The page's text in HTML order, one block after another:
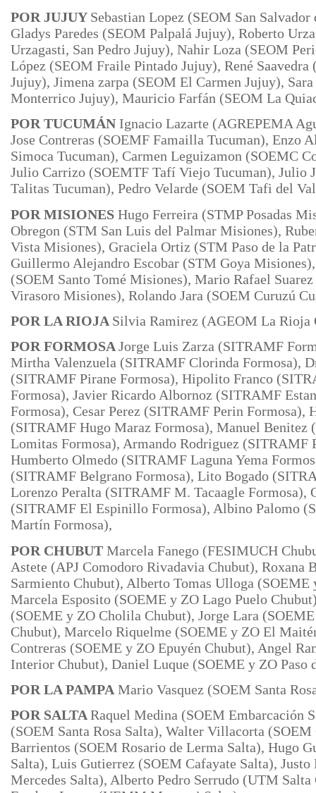
POR JUJUY Sebastian Lopez (SEOM San
Gladys Paredes (SEOM Palpalá Jujuy), Roberto
Urzagasti, San Pedro Jujuy), Nahir Loza (SEOM
López (SEOM Fraile Pintado Jujuy), René
Jujuy), Jimena zarpa (SEOM El Carmen Jujuy),
Monterrico Jujuy), Mauricio Farfán (SEOM La
POR TUCUMÁN Ignacio Lazarte (AGREPEMA
Jose Contreras (SOEMF Famailla Tucuman), Enzo
Simoca Tucuman), Carmen Leguizamon (SOEMC
Julio Carrizo (SOEMTF Tafí Viejo Tucuman), Julio
Talitas Tucuman), Pedro Velarde (SOEM Tafi del
POR MISIONES Hugo Ferreira (STMP Posadas
Obregon (STM San Luis del Palmar Misiones),
Vista Misiones), Graciela Ortiz (STM Paso de la
Guillermo Alejandro Escobar (STM Goya
(SOEM Santo Tomé Misiones), Mario Rafael
Virasoro Misiones), Rolando Jara (SOEM Curuzú
POR LA RIOJA Silvia Ramirez (AGEOM La
POR FORMOSA Jorge Luis Zarza (SITRAMF
Mirtha Valenzuela (SITRAMF Clorinda Formosa),
(SITRAMF Pirane Formosa), Hipolito Franco
Formosa), Javier Ricardo Albornoz (SITRAMF
Formosa), Cesar Perez (SITRAMF Perin Formosa),
(SITRAMF Hugo Maraz Formosa), Manuel Benitez
Lomitas Formosa), Armando Rodriguez (SITRAMF
Humberto Olmedo (SITRAMF Laguna Yema
(SITRAMF Belgrano Formosa), Lito Bogado
Lorenzo Peralta (SITRAMF M. Tacaagle Formosa),
(SITRAMF El Espinillo Formosa), Albino Palomo
Martín Formosa),
POR CHUBUTMarcela Fanego (FESIMUCH
Astete (APJ Comodoro Rivadavia Chubut), Roxana
Sarmiento Chubut), Alberto Tomas Ulloga (SOEME
Marcela Esposito (SOEME y ZO Lago Puelo
(SOEME y ZO Cholila Chubut), Jorge Lara
Chubut), Marcelo Riquelme (SOEME y ZO El
Contreras (SOEME y ZO Epuyén Chubut), Angel
Interior Chubut), Daniel Luque (SOEME y ZO Paso
POR LA PAMPA Mario Vasquez (SOEM Santa
POR SALTA Raquel Medina (SOEM Embarcación
(SOEM Santa Rosa Salta), Walter Villacorta
Barrientos (SOEM Rosario de Lerma Salta), Hugo
Salta), Luis Gutierrez (SOEM Cafayate Salta),
Mercedes Salta), Alberto Pedro Serrudo (UTM